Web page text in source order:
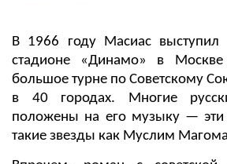
В 1966 году Масиас выступил
стадионе «Динамо» в
большое турне по Советскому
в 40 городах. Многие
положены на его музыку — эти
такие звезды как Муслим